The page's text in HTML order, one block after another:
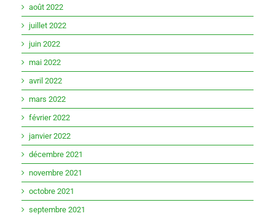
août 2022
juillet 2022
juin 2022
mai 2022
avril 2022
mars 2022
février 2022
janvier 2022
décembre 2021
novembre 2021
octobre 2021
septembre 2021